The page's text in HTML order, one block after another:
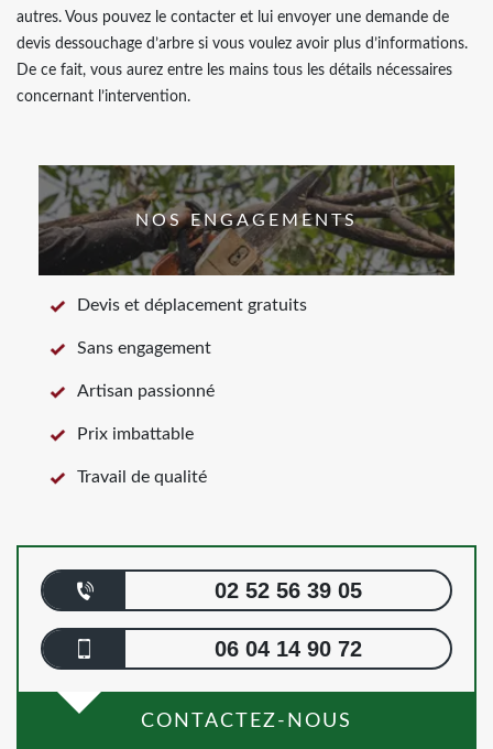
autres. Vous pouvez le contacter et lui envoyer une demande de
devis dessouchage d’arbre si vous voulez avoir plus d’informations.
De ce fait, vous aurez entre les mains tous les détails nécessaires
concernant l’intervention.
NOS ENGAGEMENTS
Devis et déplacement gratuits
Sans engagement
Artisan passionné
Prix imbattable
Travail de qualité
02 52 56 39 05
06 04 14 90 72
CONTACTEZ-NOUS